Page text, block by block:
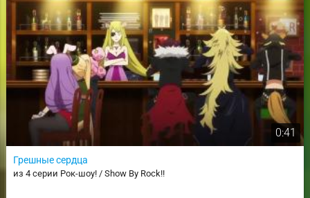
0:41
Грешные сердца
из 4 серии Рок-шоу! / Show By Rock!!